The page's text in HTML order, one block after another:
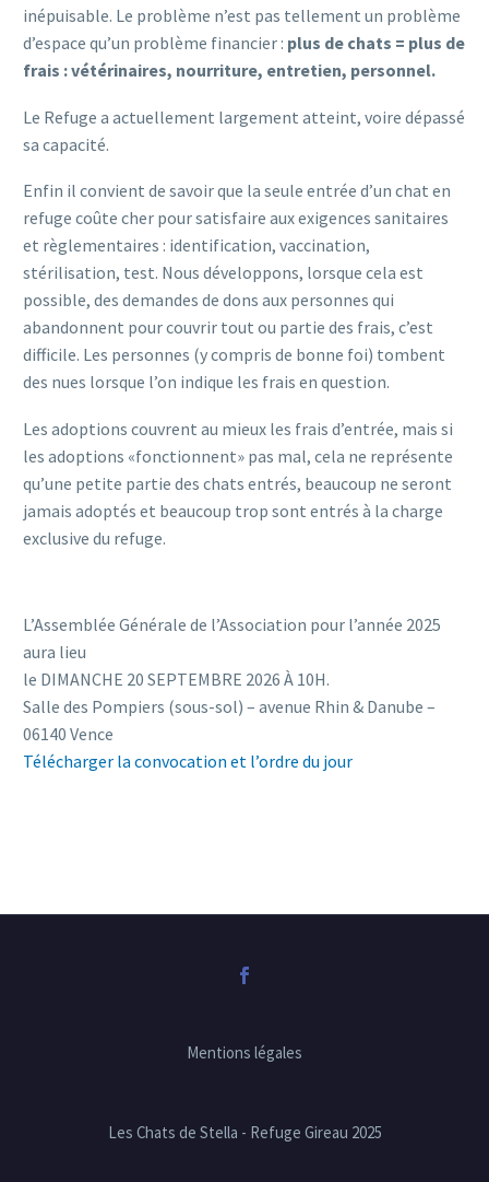
inépuisable. Le problème n’est pas tellement un problème
d’espace qu’un problème financier : plus de chats = plus de
frais : vétérinaires, nourriture, entretien, personnel.
Le Refuge a actuellement largement atteint, voire dépassé
sa capacité.
Enfin il convient de savoir que la seule entrée d’un chat en
refuge coûte cher pour satisfaire aux exigences sanitaires
et règlementaires : identification, vaccination,
stérilisation, test. Nous développons, lorsque cela est
possible, des demandes de dons aux personnes qui
abandonnent pour couvrir tout ou partie des frais, c’est
difficile. Les personnes (y compris de bonne foi) tombent
des nues lorsque l’on indique les frais en question.
Les adoptions couvrent au mieux les frais d’entrée, mais si
les adoptions «fonctionnent» pas mal, cela ne représente
qu’une petite partie des chats entrés, beaucoup ne seront
jamais adoptés et beaucoup trop sont entrés à la charge
exclusive du refuge.
L’Assemblée Générale de l’Association pour l’année 2025
aura lieu
le DIMANCHE 20 SEPTEMBRE 2026 À 10H.
Salle des Pompiers (sous-sol) – avenue Rhin & Danube –
06140 Vence
Télécharger la convocation et l’ordre du jour
Mentions légales
Les Chats de Stella - Refuge Gireau 2025